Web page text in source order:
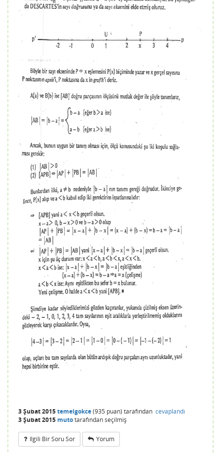
3 Şubat 2015temelgokce(935 puan) tarafından cevaplandı
3 Şubat 2015 mutotarafındanseçilmiş
Ilgili Bir Soru Sor Yorum